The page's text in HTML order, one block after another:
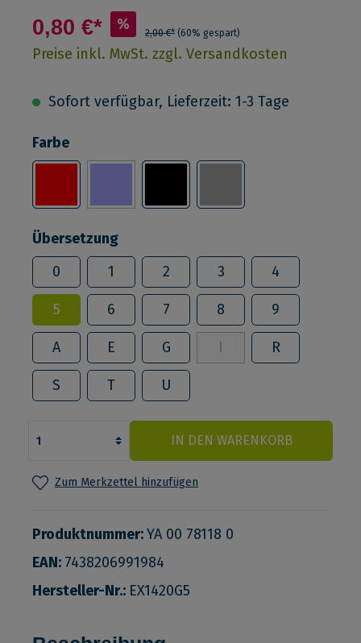
0,80 €* % 2,00 €* (60% gespart)
Preise inkl. MwSt. zzgl. Versandkosten
Sofort verfügbar, Lieferzeit: 1-3 Tage
Farbe
Übersetzung
0
1 2 3 4
5 6 7 8 9
A E G I R
S T U
IN DEN WARENKORB
Zum Merkzettel hinzufügen
Produktnummer:YA 00 78118 0
EAN: 7438206991984
Hersteller-Nr.: EX1420G5